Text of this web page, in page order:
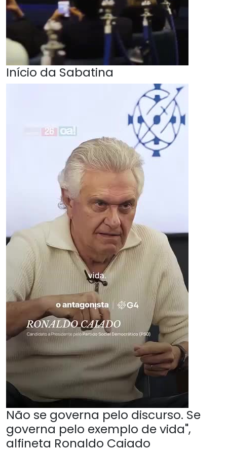
Início da Sabatina
Não se governa pelo discurso. Se
governa pelo exemplo de vida",
alfineta Ronaldo Caiado